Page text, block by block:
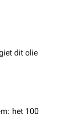
dit olie
het 100